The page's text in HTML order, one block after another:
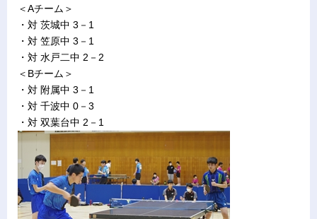
＜Aチーム＞
・対 茨城中 3－1
・対 笠原中 3－1
・対 水戸二中 2－2
＜Bチーム＞
・対 附属中 3－1
・対 千波中 0－3
・対 双葉台中 2－1